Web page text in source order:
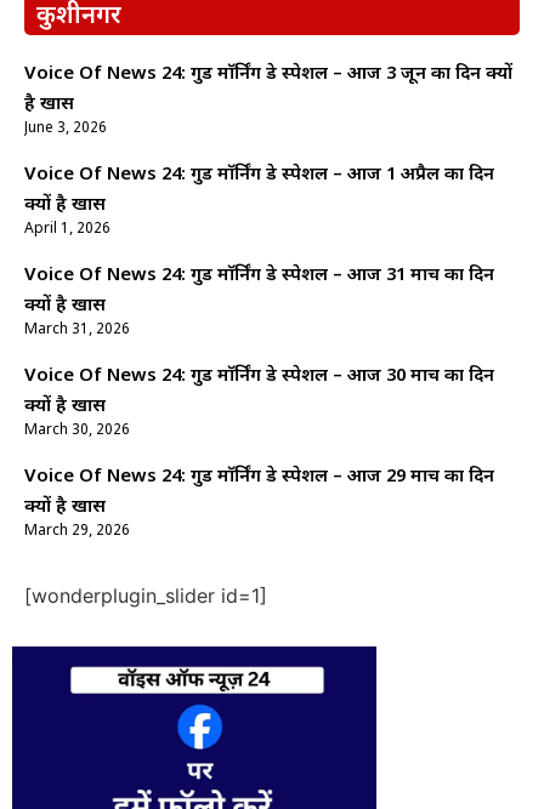
कुशीनगर
Voice Of News 24: गुड माॅर्निंग डे स्पेशल – आज 3 जून का दिन क्यों
है खास
June 3, 2026
Voice Of News 24: गुड माॅर्निंग डे स्पेशल – आज 1 अप्रैल का दिन
क्यों है खास
April 1, 2026
Voice Of News 24: गुड माॅर्निंग डे स्पेशल – आज 31 मार्च का दिन
क्यों है खास
March 31, 2026
Voice Of News 24: गुड माॅर्निंग डे स्पेशल – आज 30 मार्च का दिन
क्यों है खास
March 30, 2026
Voice Of News 24: गुड माॅर्निंग डे स्पेशल – आज 29 मार्च का दिन
क्यों है खास
March 29, 2026
[wonderplugin_slider id=1]